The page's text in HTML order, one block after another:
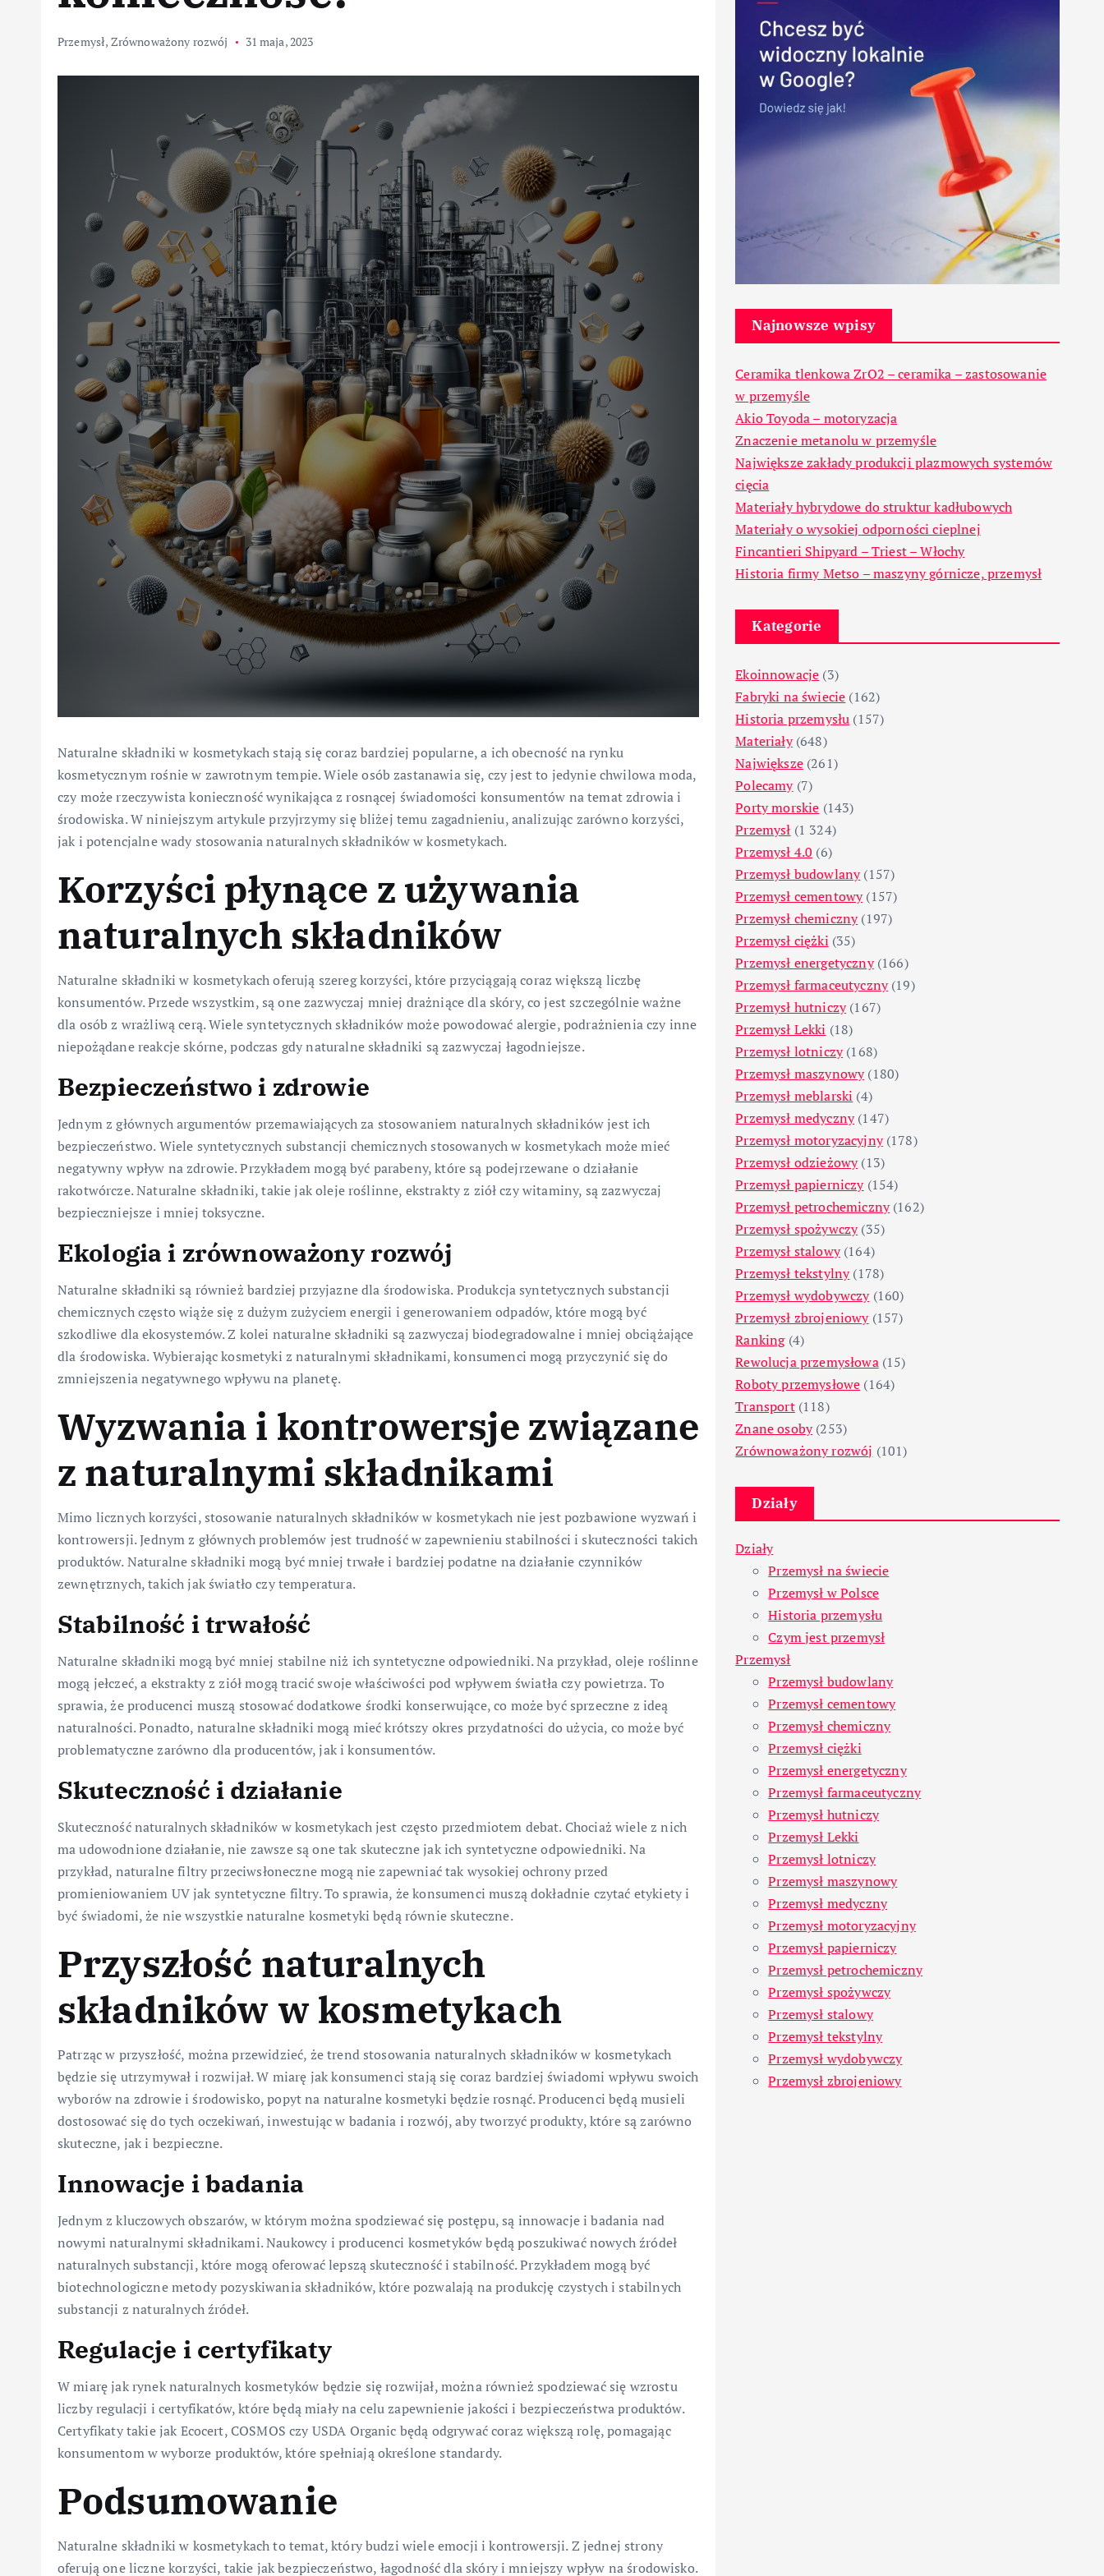
Przemysł, Zrównoważony rozwój 31 maja, 2023
Naturalne składniki w kosmetykach stają się coraz bardziej popularne, a ich obecność na rynku
kosmetycznym rośnie w zawrotnym tempie. Wiele osób zastanawia się, czy jest to jedynie chwilowa moda,
czy może rzeczywista konieczność wynikająca z rosnącej świadomości konsumentów na temat zdrowia i
środowiska. W niniejszym artykule przyjrzymy się bliżej temu zagadnieniu, analizując zarówno korzyści,
jak i potencjalne wady stosowania naturalnych składników w kosmetykach.
Korzyści płynące z używania
naturalnych składników
Naturalne składniki w kosmetykach oferują szereg korzyści, które przyciągają coraz większą liczbę
konsumentów. Przede wszystkim, są one zazwyczaj mniej drażniące dla skóry, co jest szczególnie ważne
dla osób z wrażliwą cerą. Wiele syntetycznych składników może powodować alergie, podrażnienia czy inne
niepożądane reakcje skórne, podczas gdy naturalne składniki są zazwyczaj łagodniejsze.
Bezpieczeństwo i zdrowie
Jednym z głównych argumentów przemawiających za stosowaniem naturalnych składników jest ich
bezpieczeństwo. Wiele syntetycznych substancji chemicznych stosowanych w kosmetykach może mieć
negatywny wpływ na zdrowie. Przykładem mogą być parabeny, które są podejrzewane o działanie
rakotwórcze. Naturalne składniki, takie jak oleje roślinne, ekstrakty z ziół czy witaminy, są zazwyczaj
bezpieczniejsze i mniej toksyczne.
Ekologia i zrównoważony rozwój
Naturalne składniki są również bardziej przyjazne dla środowiska. Produkcja syntetycznych substancji
chemicznych często wiąże się z dużym zużyciem energii i generowaniem odpadów, które mogą być
szkodliwe dla ekosystemów. Z kolei naturalne składniki są zazwyczaj biodegradowalne i mniej obciążające
dla środowiska. Wybierając kosmetyki z naturalnymi składnikami, konsumenci mogą przyczynić się do
zmniejszenia negatywnego wpływu na planetę.
Wyzwania i kontrowersje związane
z naturalnymi składnikami
Mimo licznych korzyści, stosowanie naturalnych składników w kosmetykach nie jest pozbawione wyzwań i
kontrowersji. Jednym z głównych problemów jest trudność w zapewnieniu stabilności i skuteczności takich
produktów. Naturalne składniki mogą być mniej trwałe i bardziej podatne na działanie czynników
zewnętrznych, takich jak światło czy temperatura.
Stabilność i trwałość
Naturalne składniki mogą być mniej stabilne niż ich syntetyczne odpowiedniki. Na przykład, oleje roślinne
mogą jełczeć, a ekstrakty z ziół mogą tracić swoje właściwości pod wpływem światła czy powietrza. To
sprawia, że producenci muszą stosować dodatkowe środki konserwujące, co może być sprzeczne z ideą
naturalności. Ponadto, naturalne składniki mogą mieć krótszy okres przydatności do użycia, co może być
problematyczne zarówno dla producentów, jak i konsumentów.
Skuteczność i działanie
Skuteczność naturalnych składników w kosmetykach jest często przedmiotem debat. Chociaż wiele z nich
ma udowodnione działanie, nie zawsze są one tak skuteczne jak ich syntetyczne odpowiedniki. Na
przykład, naturalne filtry przeciwsłoneczne mogą nie zapewniać tak wysokiej ochrony przed
promieniowaniem UV jak syntetyczne filtry. To sprawia, że konsumenci muszą dokładnie czytać etykiety i
być świadomi, że nie wszystkie naturalne kosmetyki będą równie skuteczne.
Przyszłość naturalnych
składników w kosmetykach
Patrząc w przyszłość, można przewidzieć, że trend stosowania naturalnych składników w kosmetykach
będzie się utrzymywał i rozwijał. W miarę jak konsumenci stają się coraz bardziej świadomi wpływu swoich
wyborów na zdrowie i środowisko, popyt na naturalne kosmetyki będzie rosnąć. Producenci będą musieli
dostosować się do tych oczekiwań, inwestując w badania i rozwój, aby tworzyć produkty, które są zarówno
skuteczne, jak i bezpieczne.
Innowacje i badania
Jednym z kluczowych obszarów, w którym można spodziewać się postępu, są innowacje i badania nad
nowymi naturalnymi składnikami. Naukowcy i producenci kosmetyków będą poszukiwać nowych źródeł
naturalnych substancji, które mogą oferować lepszą skuteczność i stabilność. Przykładem mogą być
biotechnologiczne metody pozyskiwania składników, które pozwalają na produkcję czystych i stabilnych
substancji z naturalnych źródeł.
Regulacje i certyfikaty
W miarę jak rynek naturalnych kosmetyków będzie się rozwijał, można również spodziewać się wzrostu
liczby regulacji i certyfikatów, które będą miały na celu zapewnienie jakości i bezpieczeństwa produktów.
Certyfikaty takie jak Ecocert, COSMOS czy USDA Organic będą odgrywać coraz większą rolę, pomagając
konsumentom w wyborze produktów, które spełniają określone standardy.
Podsumowanie
Naturalne składniki w kosmetykach to temat, który budzi wiele emocji i kontrowersji. Z jednej strony
oferują one liczne korzyści, takie jak bezpieczeństwo, łagodność dla skóry i mniejszy wpływ na środowisko.
Najnowsze wpisy
Ceramika tlenkowa ZrO2 – ceramika – zastosowanie
w przemyśle
Akio Toyoda – motoryzacja
Znaczenie metanolu w przemyśle
Największe zakłady produkcji plazmowych systemów
cięcia
Materiały hybrydowe do struktur kadłubowych
Materiały o wysokiej odporności cieplnej
Fincantieri Shipyard – Triest – Włochy
Historia firmy Metso – maszyny górnicze, przemysł
Kategorie
Ekoinnowacje (3)
Fabryki na świecie (162)
Historia przemysłu (157)
Materiały(648)
Największe(261)
Polecamy(7)
Porty morskie (143)
Przemysł (1 324)
Przemysł 4.0 (6)
Przemysł budowlany(157)
Przemysł cementowy(157)
Przemysł chemiczny(197)
Przemysł ciężki (35)
Przemysł energetyczny(166)
Przemysł farmaceutyczny(19)
Przemysł hutniczy(167)
Przemysł Lekki (18)
Przemysł lotniczy(168)
Przemysł maszynowy(180)
Przemysł meblarski (4)
Przemysł medyczny(147)
Przemysł motoryzacyjny(178)
Przemysł odzieżowy(13)
Przemysł papierniczy(154)
Przemysł petrochemiczny(162)
Przemysł spożywczy(35)
Przemysł stalowy(164)
Przemysł tekstylny(178)
Przemysł wydobywczy(160)
Przemysł zbrojeniowy(157)
Ranking(4)
Rewolucja przemysłowa(15)
Roboty przemysłowe (164)
Transport(118)
Znane osoby(253)
Zrównoważony rozwój (101)
Działy
Działy
Przemysł na świecie
Przemysł w Polsce
Historia przemysłu
Czym jest przemysł
Przemysł
Przemysł budowlany
Przemysł cementowy
Przemysł chemiczny
Przemysł ciężki
Przemysł energetyczny
Przemysł farmaceutyczny
Przemysł hutniczy
Przemysł Lekki
Przemysł lotniczy
Przemysł maszynowy
Przemysł medyczny
Przemysł motoryzacyjny
Przemysł papierniczy
Przemysł petrochemiczny
Przemysł spożywczy
Przemysł stalowy
Przemysł tekstylny
Przemysł wydobywczy
Przemysł zbrojeniowy